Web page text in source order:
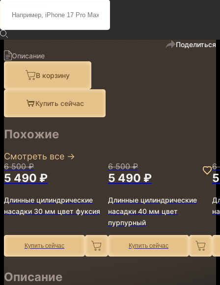
6 500 ₽5 490 ₽
Поделиться
Описание
В корзину
Купить сейчас
Похожие
Смотреть все →
6 500 ₽
5 490 ₽
Длинные цилиндрические
насадки 30 мм цвет фуксия
Купить сейчас
6 500 ₽
5 490 ₽
Длинные цилиндрические
насадки 40 мм цвет
пурпурный
Купить сейчас
6
Описание